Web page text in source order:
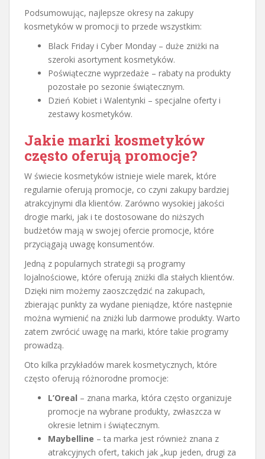
Podsumowując, najlepsze okresy na zakupy
kosmetyków w promocji to przede wszystkim:
Black Friday i Cyber Monday – duże zniżki na
szeroki asortyment kosmetyków.
Poświąteczne wyprzedaże – rabaty na produkty
pozostałe po sezonie świątecznym.
Dzień Kobiet i Walentynki – specjalne oferty i
zestawy kosmetyków.
Jakie marki kosmetyków
często oferują promocje?
W świecie kosmetyków istnieje wiele marek, które
regularnie oferują promocje, co czyni zakupy bardziej
atrakcyjnymi dla klientów. Zarówno wysokiej jakości
drogie marki, jak i te dostosowane do niższych
budżetów mają w swojej ofercie promocje, które
przyciągają uwagę konsumentów.
Jedną z popularnych strategii są programy
lojalnościowe, które oferują zniżki dla stałych klientów.
Dzięki nim możemy zaoszczędzić na zakupach,
zbierając punkty za wydane pieniądze, które następnie
można wymienić na zniżki lub darmowe produkty. Warto
zatem zwrócić uwagę na marki, które takie programy
prowadzą.
Oto kilka przykładów marek kosmetycznych, które
często oferują różnorodne promocje:
L’Oreal – znana marka, która często organizuje
promocje na wybrane produkty, zwłaszcza w
okresie letnim i świątecznym.
Maybelline – ta marka jest również znana z
atrakcyjnych ofert, takich jak „kup jeden, drugi za